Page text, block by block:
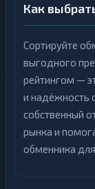
Как
Сортируйте
выгодного
рейтингом —
и надёжность
собственный
рынка и
обменника